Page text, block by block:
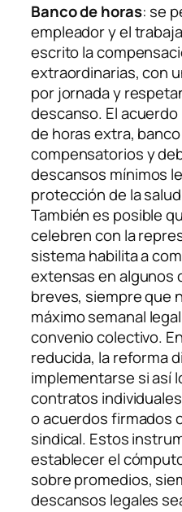
Banco de horas: se
empleador y el
escrito la
extraordinarias, con
por jornada y
descanso. El
de horas extra,
compensatorios y
descansos mínimos
protección de la
También es posible
celebren con la
sistema habilita a
extensas en algunos
breves, siempre que
máximo semanal
convenio colectivo.
reducida, la reforma
implementarse si así
contratos
o acuerdos firmados
sindical. Estos
establecer el
sobre promedios,
descansos legales